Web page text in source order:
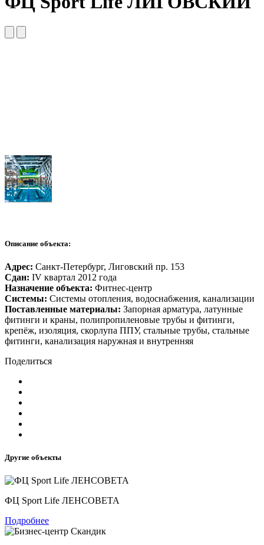
Описание объекта:
Адрес: Санкт-Петербург, Лиговский пр. 153
Сдан: IV квартал 2012 года
Назначение объекта: Фитнес-центр
Системы: Системы отопления, водоснабжения, канализации
Поставленные материалы: Запорная арматура, латунные
фитинги и краны, полипропиленовые трубы и фитинги,
крепёж, изоляция, скорлупа ППУ, стальные трубы, стальные
фитинги, канализация наружная и внутренняя
Поделиться
Другие объекты
ФЦ Sport Life ЛЕНСОВЕТА
Подробнее